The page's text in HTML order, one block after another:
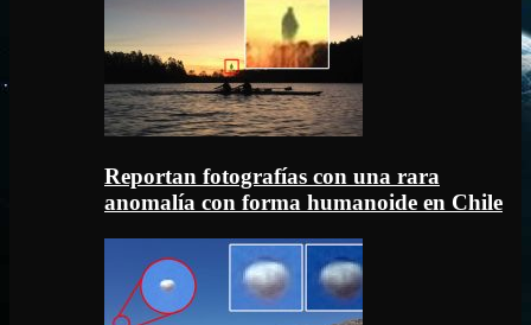
Reportan fotografías con una rara
anomalía con forma humanoide en Chile